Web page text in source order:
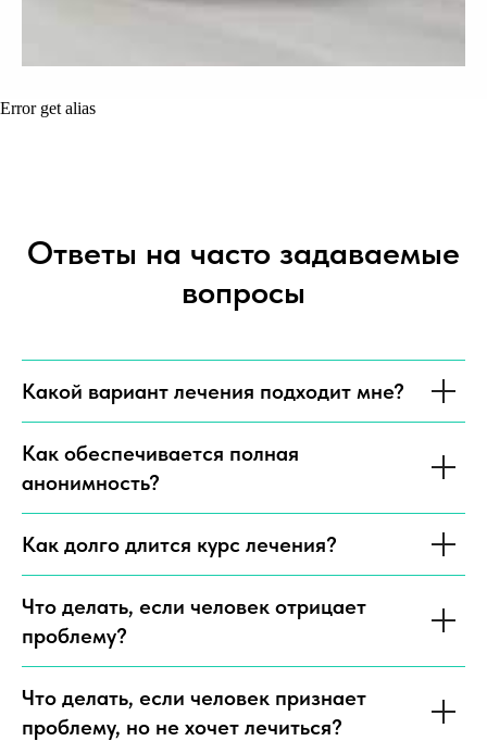
Error get alias
Ответы на часто задаваемые
вопросы
Какой вариант лечения подходит мне?
Как обеспечивается полная
анонимность?
Как долго длится курс лечения?
Что делать, если человек отрицает
проблему?
Что делать, если человек признает
проблему, но не хочет лечиться?